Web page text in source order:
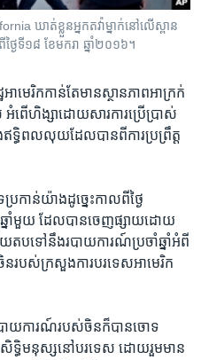
ឃាត់​ខ្លួន​អ្នក​តវ៉ា​ម្នាក់​នៅ​លើ​ស្ពាន
ៃទី១៨ ខែមករា ឆ្នាំ២០១៦។
េរិក​កាន់​តែ​មាន​ស្ថានភាព​អាក្រក់​
ើ​ហិង្សាដោយសារ​ការ​ប្រើប្រាស់​
ឥទ្ធិពល​លុយ​ដែល​បាន​ពី​ការប្រព្រឹត្ត​
ប្រកាន់​យ៉ាង​ដូច្នេះ​កាល​ពី​ថ្ងៃ​
នាំ​មួយ​ ដែល​បាន​ចេញផ្សាយដោយ
ើយតប​ទៅ​នឹងរបាយការណ៍​ប្រចាំ​ឆ្នាំ​អំពី
របស់​ក្រសួង​ការបរទេស​អាមេរិក​
បាយការណ៍​របស់​ចិន​ក៏​បាន​ចោទ
សិទ្ធិ​មនុស្ស​នៅ​បរទេស ដោយ​រួម​មាន​